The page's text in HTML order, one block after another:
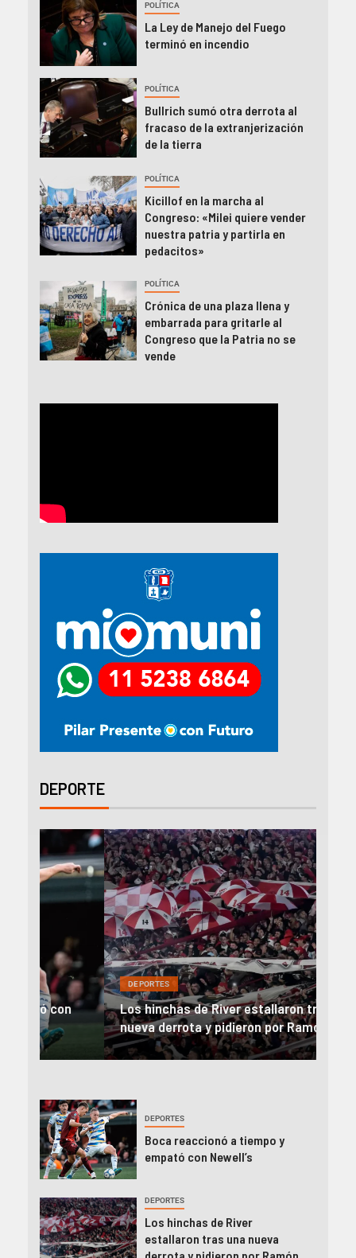
POLÍTICA
La Ley de Manejo del Fuego
terminó en incendio
POLÍTICA
Bullrich sumó otra derrota al
fracaso de la extranjerización
de la tierra
POLÍTICA
Kicillof en la marcha al
Congreso: «Milei quiere vender
nuestra patria y partirla en
pedacitos»
POLÍTICA
Crónica de una plaza llena y
embarrada para gritarle al
Congreso que la Patria no se
vende
DEPORTE
DEPORTES
Los hinchas de River estallaron tras una
nueva derrota y pidieron por Ramón Díaz
DEPORTES
Boca reaccionó a tiempo y
empató con Newell’s
DEPORTES
Los hinchas de River
estallaron tras una nueva